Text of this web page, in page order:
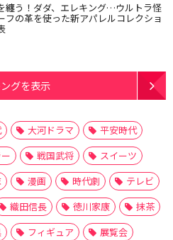
纏う！ダダ、エレキング…ウルトラ怪
フの革を使った新アパレルコレクショ
グを表示
大河ドラマ
平安時代
戦国武将
スイーツ
漫画 時代劇
テレビ
織田信長 徳川家康
抹茶
フィギュア
展覧会